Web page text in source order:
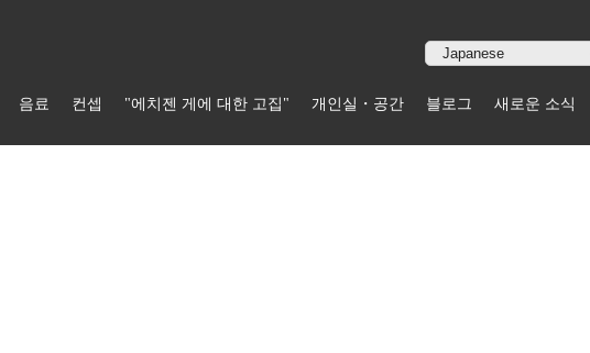
음료 컨셉 "에치젠 게에 대한 고집" 개인실・공간 블로그 새로운 소식